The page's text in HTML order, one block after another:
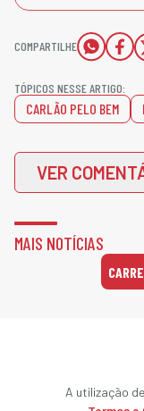
COMPARTILHE
TÓPICOS NESSE ARTIGO:
CARLÃO PELO BEM
VER
MAIS NOTÍCIAS
A utilização